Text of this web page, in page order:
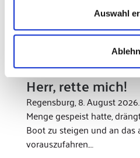
Auswahl
Durch das Kirchenjahr: der
Sonntagsevangelium
Herr, rette mich!
Regensburg, 8. August
Menge gespeist hatte,
Boot zu steigen und an das
vorauszufahren.…